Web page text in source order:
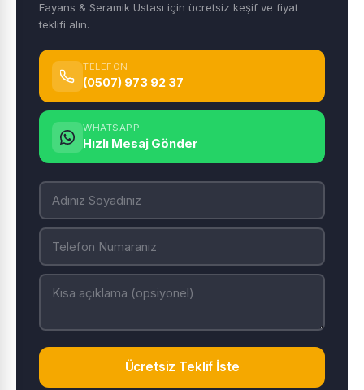
Fayans & Seramik Ustası için ücretsiz keşif ve fiyat
teklifi alın.
TELEFON
(0507) 973 92 37
WHATSAPP
Hızlı Mesaj Gönder
Ücretsiz Teklif İste